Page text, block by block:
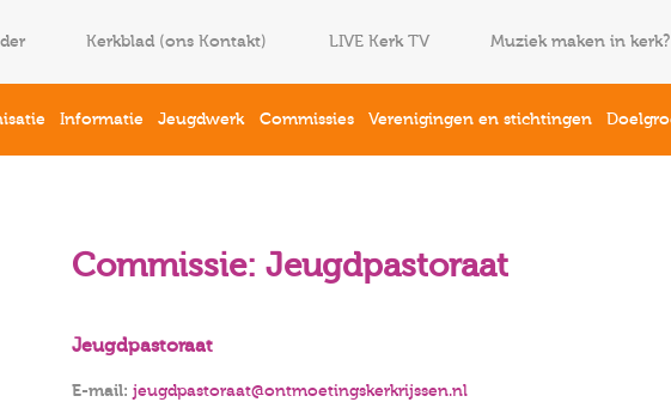
Kerkblad (ons Kontakt) LIVE Kerk TV Muziek maken in kerk?
Informatie Jeugdwerk Commissies Verenigingen en stichtingen
Commissie: Jeugdpastoraat
Jeugdpastoraat
E-mail: jeugdpastoraat@ontmoetingskerkrijssen.nl